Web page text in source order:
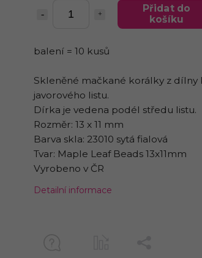
Přidat do
košíku
balení = 10 kusů
Skleněné mačkané korálky z dílny
javorového listu.
Dírka je vedena podél středu listu.
Rozměr: 13 x 11 mm
Barva skla: 23010 sytá fialová
Tvar: Maple Leaf Beads 13x11mm
Vyrobeno v ČR
Detailní informace